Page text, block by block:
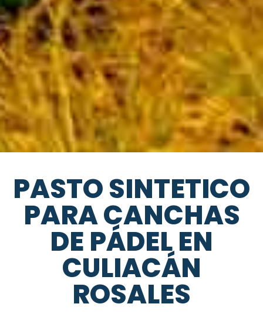
PASTO SINTETICO
PARA CANCHAS
DE PÁDEL EN
CULIACÁN
ROSALES